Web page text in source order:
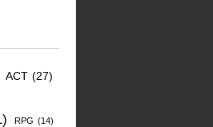
ACT (27)
RPG (14)